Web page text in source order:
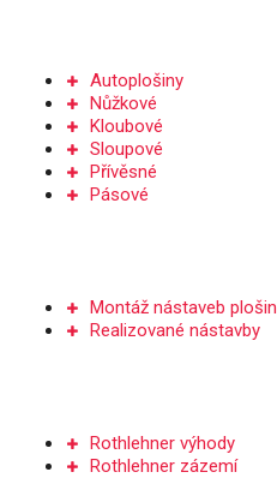
Autoplošiny
Nůžkové
Kloubové
Sloupové
Přívěsné
Pásové
Montáž nástaveb plošin
Realizované nástavby
Rothlehner výhody
Rothlehner zázemí